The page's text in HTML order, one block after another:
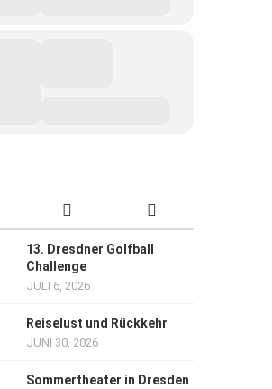
13. Dresdner Golfball
Challenge
JULI 6, 2026
Reiselust und Rückkehr
JUNI 30, 2026
Sommertheater in Dresden